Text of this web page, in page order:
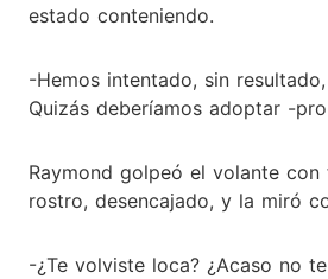
estado conteniendo.
-Hemos intentado, sin
Quizás deberíamos adoptar -
Raymond golpeó el volante con
rostro, desencajado, y la miró
-¿Te volviste loca? ¿Acaso no